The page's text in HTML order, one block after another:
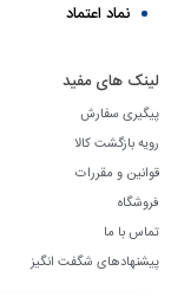
نماد اعتماد
لینک های مفید
پیگیری سفارش
رویه بازگشت کالا
قوانین و مقررات
فروشگاه
تماس با ما
پیشنهادهای شگفت انگیز